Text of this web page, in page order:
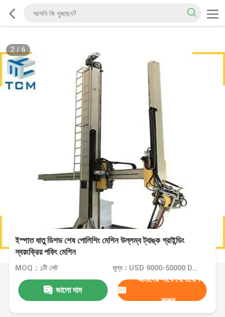
2/ 6
ইস্পাত ধাতু ডিশড শেষ পোলিশিং মেশিন উল্লম্ব ট্যাঙ্ক গ্রাইন্ডিং
স্বয়ংক্রিয় পফিং মেশিন
MOQ：১টি সেট মূল্য：USD 9000-50000 Dollar per set
ভালো দাম
আমাদের সাথে যোগাযোগ
করুন